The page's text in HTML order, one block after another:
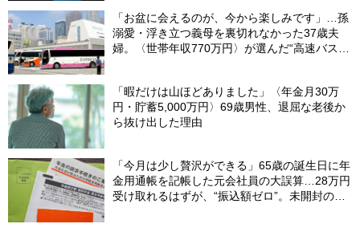
「お盆に会えるのが、今から楽しみです」…孫
溺愛・浮き立つ義母を裏切れなかった37歳夫
婦。〈世帯年収770万円〉が選んだ“高速バス帰
「暇だけは山ほどありました」〈年金月30万
円・貯蓄5,000万円〉69歳男性、退屈な老後か
ら抜け出した理由
「今月は少し贅沢ができる」65歳の誕生日に年
金用通帳を記帳した元会社員の大誤算…28万円
受け取れるはずが、“振込額ゼロ”。未開封の郵